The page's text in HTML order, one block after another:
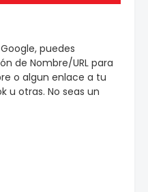
puedes
de Nombre/URL para
o algun enlace a tu
u otras. No seas un